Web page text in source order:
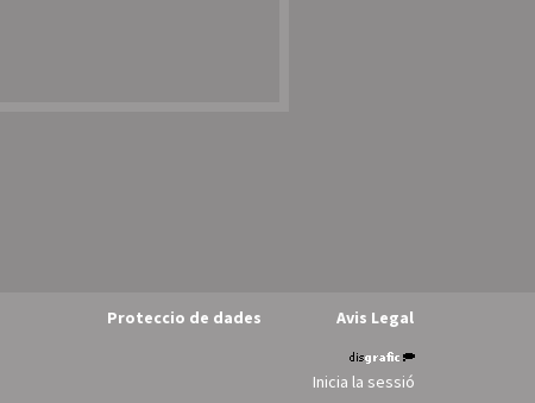
Proteccio de dades
Avis Legal
Inicia la sessió